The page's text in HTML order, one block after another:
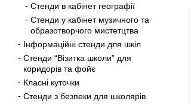
Стенди в кабінет географії
Стенди у кабінет музичного та
образотворчого мистетцтва
Інформаційні стенди для шкіл
Стенди “Візитка школи” для
коридорів та фойє
Класні куточки
Стенди з безпеки для школярів